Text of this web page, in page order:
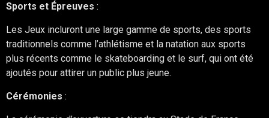
Sports et Épreuves :
Les Jeux incluront une large gamme de sports, des sports
traditionnels comme l’athlétisme et la natation aux sports
plus récents comme le skateboarding et le surf, qui ont été
ajoutés pour attirer un public plus jeune.
Cérémonies :